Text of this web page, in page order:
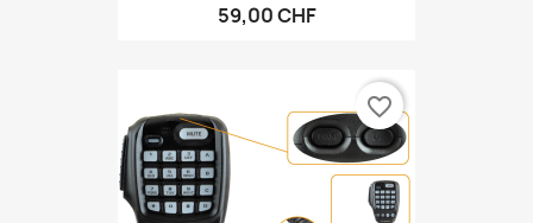
59,00 CHF
favorite_border